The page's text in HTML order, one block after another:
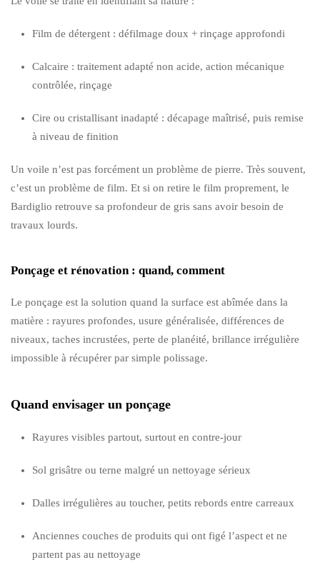
Film de détergent : défilmage doux + rinçage approfondi
Calcaire : traitement adapté non acide, action mécanique
contrôlée, rinçage
Cire ou cristallisant inadapté : décapage maîtrisé, puis remise
à niveau de finition
Un voile n’est pas forcément un problème de pierre. Très souvent,
c’est un problème de film. Et si on retire le film proprement, le
Bardiglio retrouve sa profondeur de gris sans avoir besoin de
travaux lourds.
Ponçage et rénovation : quand, comment
Le ponçage est la solution quand la surface est abîmée dans la
matière : rayures profondes, usure généralisée, différences de
niveaux, taches incrustées, perte de planéité, brillance irrégulière
impossible à récupérer par simple polissage.
Quand envisager un ponçage
Rayures visibles partout, surtout en contre-jour
Sol grisâtre ou terne malgré un nettoyage sérieux
Dalles irrégulières au toucher, petits rebords entre carreaux
Anciennes couches de produits qui ont figé l’aspect et ne
partent pas au nettoyage